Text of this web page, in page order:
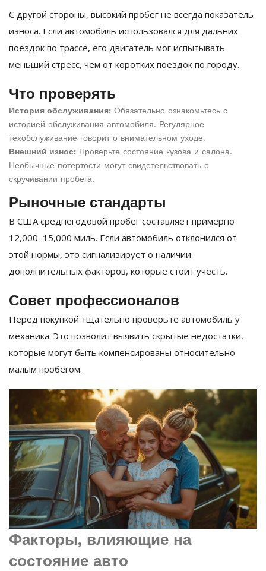
С другой стороны, высокий пробег не всегда показатель
износа. Если автомобиль использовался для дальних
поездок по трассе, его двигатель мог испытывать
меньший стресс, чем от коротких поездок по городу.
Что проверять
История обслуживания: Обязательно ознакомьтесь с
историей обслуживания автомобиля. Регулярное
техобслуживание говорит о внимательном уходе.
Внешний износ: Проверьте состояние кузова и салона.
Необычные потертости могут свидетельствовать о
скручивании пробега.
Рыночные стандарты
В США среднегодовой пробег составляет примерно
12,000–15,000 миль. Если автомобиль отклонился от
этой нормы, это сигнализирует о наличии
дополнительных факторов, которые стоит учесть.
Совет профессионалов
Перед покупкой тщательно проверьте автомобиль у
механика. Это позволит выявить скрытые недостатки,
которые могут быть компенсированы относительно
малым пробегом.
Факторы, влияющие на
состояние авто